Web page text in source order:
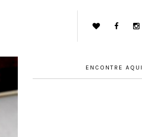
ENCONTRE AQUI